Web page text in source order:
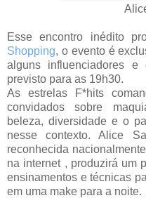
Esse encontro inédito
Shopping, o evento é
alguns influenciadores
previsto para as 19h30.
As estrelas F*hits
convidados sobre
beleza, diversidade e o
nesse contexto. Alice
reconhecida
na internet , produzirá um
ensinamentos e técnicas
em uma make para a noite.